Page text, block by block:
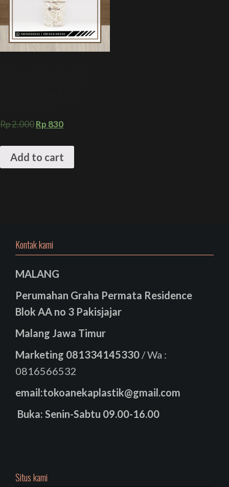
Rp2.000Rp 830
Add to cart
Kontak kami
MALANG
Perumahan Graha Permata Residence
Blok AA no 3 Pakisjajar
Malang Jawa Timur
Marketing 081334145330 / Wa :
0816566532
email:tokoanekaplastik@gmail.com
Buka: Senin-Sabtu 09.00-16.00
Situs kami